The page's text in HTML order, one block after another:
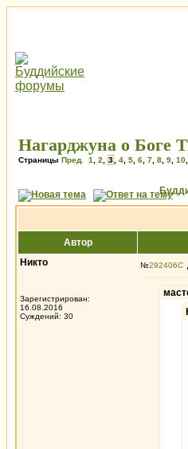
Нагарджуна о Боге
Страницы Пред. 1 2 3 4 5 6 7 8 9 10
Автор
Никто
Зарегистрирован:
16.08.2016
Суждений: 30
№292406